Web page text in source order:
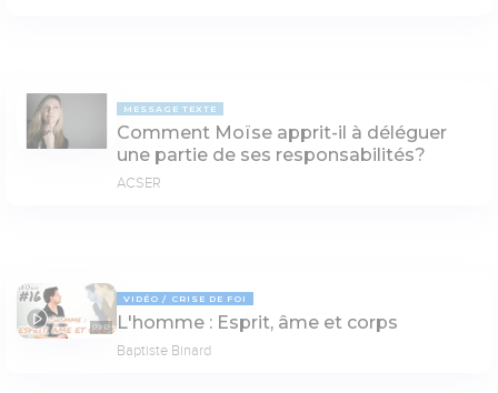
MESSAGE TEXTE
Comment Moïse apprit-il à déléguer
une partie de ses responsabilités?
ACSER
09:13
VIDÉO CRISE DE FOI
L'homme : Esprit, âme et corps
Baptiste Binard